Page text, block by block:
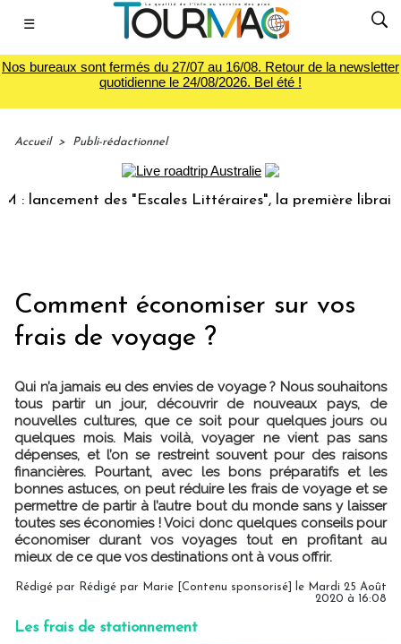
☰
Nos bureaux sont fermés du 27/07 au 16/08. Retour de la newsletter
quotidienne le 24/08/2026. Bel été !
Accueil > Publi-rédactionnel
des "Escales Littéraires", la première librairie du
Comment économiser sur vos
frais de voyage ?
Qui n’a jamais eu des envies de voyage ? Nous souhaitons
tous partir un jour, découvrir de nouveaux pays, de
nouvelles cultures, que ce soit pour quelques jours ou
quelques mois. Mais voilà, voyager ne vient pas sans
dépenses, et l’on se restreint souvent pour des raisons
financières. Pourtant, avec les bons préparatifs et les
bonnes astuces, on peut réduire les frais de voyage et se
permettre de partir à l’autre bout du monde sans y laisser
toutes ses économies ! Voici donc quelques conseils pour
économiser durant vos voyages tout en profitant au
mieux de ce que vos destinations ont à vous offrir.
Rédigé par Rédigé par Marie [Contenu sponsorisé] le Mardi 25 Août
2020 à 16:08
Les frais de stationnement